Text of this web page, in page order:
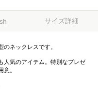
サイズ詳細
ネックレスです。
人気のアイテム。特別なプレゼ
。